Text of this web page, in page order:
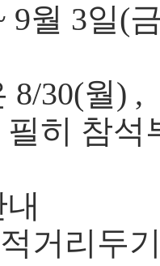
9월 3일(
30(월)
필히 참
거리두